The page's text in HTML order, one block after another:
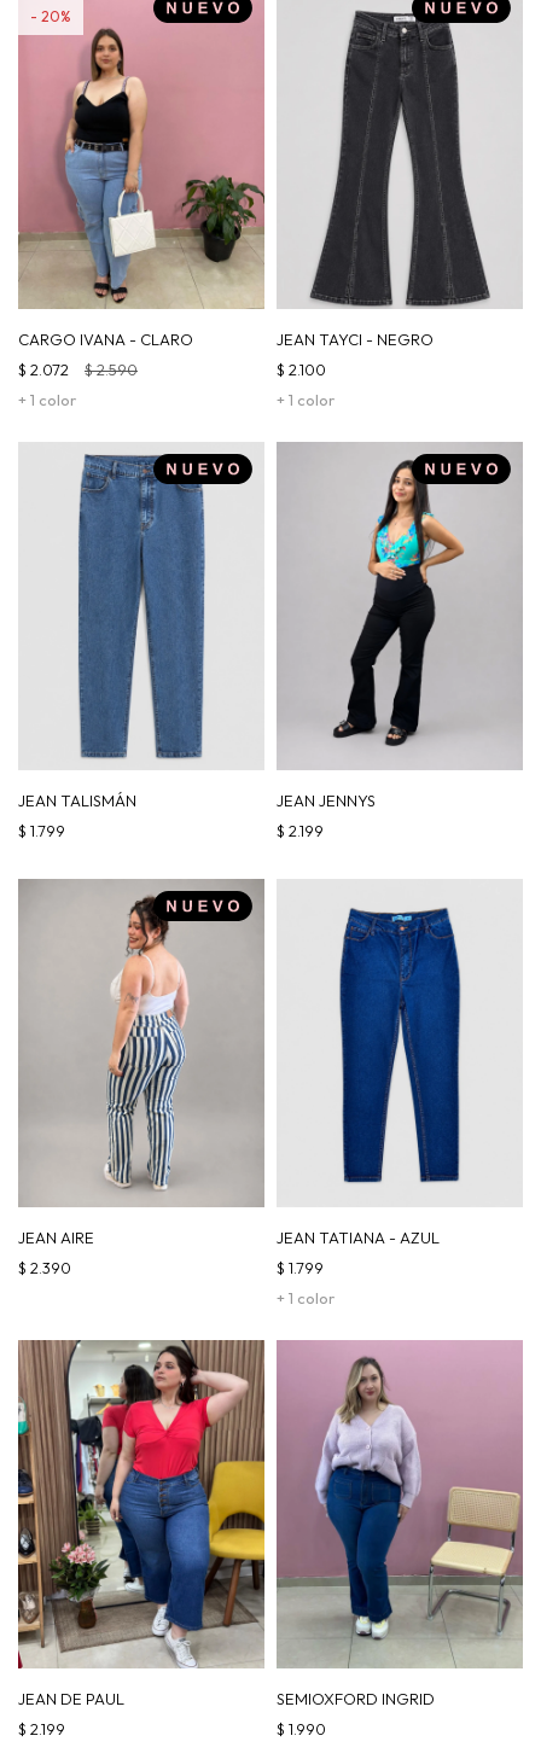
CARGO IVANA - CLARO
+ 1 color
$ 2.072 $2.590
20
JEAN TAYCI - NEGRO
+ 1 color
$ 2.100
JEAN TALISMÁN
$ 1.799
JEAN JENNYS
$ 2.199
JEAN AIRE
$ 2.390
JEAN TATIANA - AZUL
+ 1 color
$ 1.799
JEAN DE PAUL
$ 2.199
SEMIOXFORD INGRID
$ 1.990